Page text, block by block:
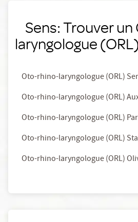
Sens: Trouver
laryngologue
Oto-rhino-laryngologue (ORL)
Oto-rhino-laryngologue (ORL)
Oto-rhino-laryngologue (ORL)
Oto-rhino-laryngologue (ORL)
Oto-rhino-laryngologue (ORL)